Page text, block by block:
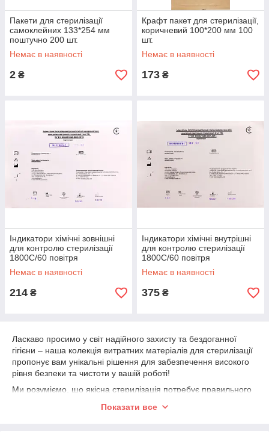
Пакети для стерилізації
самоклейних 133*254 мм
поштучно 200 шт.
Немає в наявності
2 ₴
Крафт пакет для стерилізації,
коричневий 100*200 мм 100
шт.
Немає в наявності
173 ₴
Індикатори хімічні зовнішні
для контролю стерилізації
1800С/60 повітря
Немає в наявності
214 ₴
Індикатори хімічні внутрішні
для контролю стерилізації
1800С/60 повітря
Немає в наявності
375 ₴
Ласкаво просимо у світ надійного захисту та бездоганної
гігієни – наша колекція витратних матеріалів для стерилізації
пропонує вам унікальні рішення для забезпечення високого
рівня безпеки та чистоти у вашій роботі!
Ми розуміємо, що якісна стерилізація потребує правильного
широкий асортимент продукції, щоб кожен міг знайти
Показати все